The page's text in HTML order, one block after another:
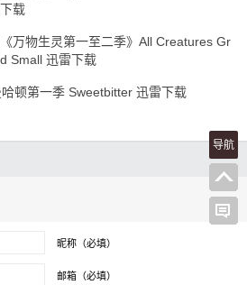
载
万物生灵第一至二季》All Creatures Gr
Small 迅雷下载
顿第一季 Sweetbitter 迅雷下载
昵称（必填）
邮箱（必填）
导航